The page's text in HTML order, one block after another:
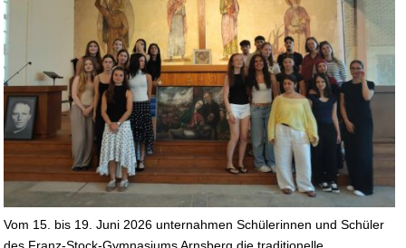
Vom 15. bis 19. Juni 2026 unternahmen Schülerinnen und Schüler